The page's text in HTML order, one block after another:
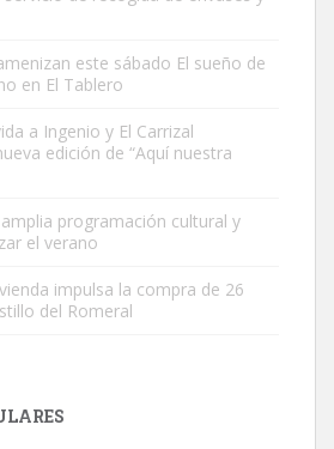
para mi perra. Pastor alemán,
personales ...
este sábado El sueño de
en El Tablero
a Ingenio y El Carrizal
edición de “Aquí nuestra
programación cultural y
el verano
impulsa la compra de 26
del Romeral